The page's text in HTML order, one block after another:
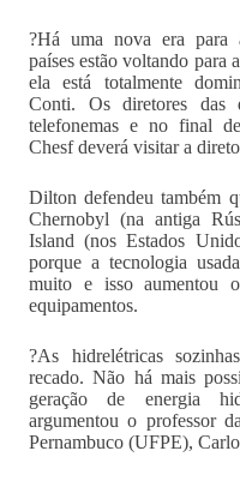
?Há uma nova era para
países estão voltando para
ela está totalmente
Conti. Os diretores das
telefonemas e no final
Chesf deverá visitar a
Dilton defendeu também
Chernobyl (na antiga
Island (nos Estados
porque a tecnologia
muito e isso aumentou
equipamentos.
?As hidrelétricas
recado. Não há mais
geração de energia
argumentou o professor
Pernambuco (UFPE),